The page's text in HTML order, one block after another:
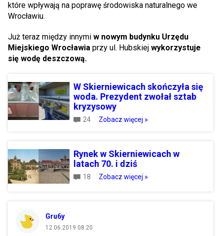
które wpływają na poprawę środowiska naturalnego we
Wrocławiu.
Już teraz między innymi w nowym budynku Urzędu
Miejskiego Wrocławia przy ul. Hubskiej wykorzystuje
się wodę deszczową.
W Skierniewicach skończyła się
woda. Prezydent zwołał sztab
kryzysowy
24 Zobacz więcej »
Rynek w Skierniewicach w
latach 70. i dziś
18 Zobacz więcej »
Gru6y
12.06.2019 08:20